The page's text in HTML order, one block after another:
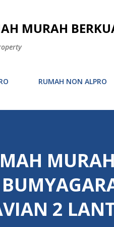
MURAH
RUMAH NON ALPRO
2